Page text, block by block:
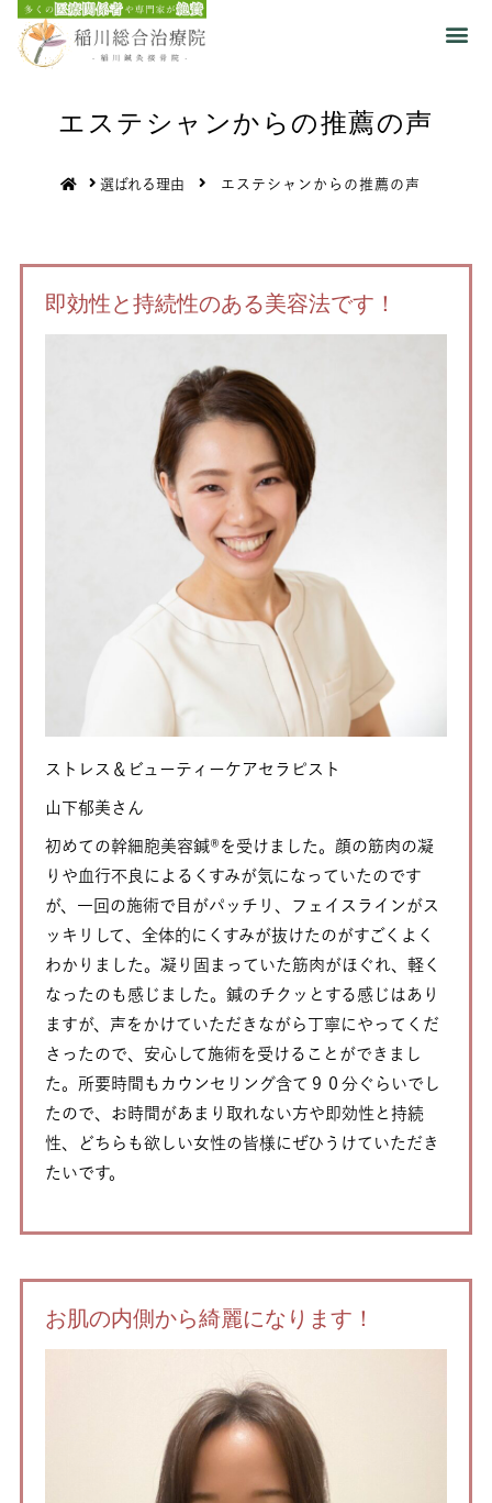
エステシャンからの推薦の声
選ばれる理由 エステシャンからの推薦の声
即効性と持続性のある美容法です！
ストレス＆ビューティーケアセラピスト
山下郁美さん
初めての幹細胞美容鍼®を受けました。顔の筋肉の凝
りや血行不良によるくすみが気になっていたのです
が、一回の施術で目がパッチリ、フェイスラインがス
ッキリして、全体的にくすみが抜けたのがすごくよく
わかりました。凝り固まっていた筋肉がほぐれ、軽く
なったのも感じました。鍼のチクッとする感じはあり
ますが、声をかけていただきながら丁寧にやってくだ
さったので、安心して施術を受けることができまし
た。所要時間もカウンセリング含て９０分ぐらいでし
たので、お時間があまり取れない方や即効性と持続
性、どちらも欲しい女性の皆様にぜひうけていただき
たいです。
お肌の内側から綺麗になります！